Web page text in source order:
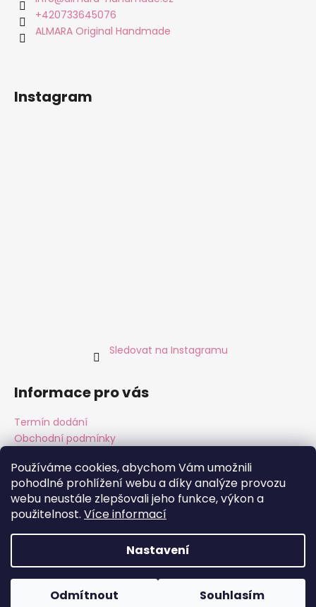
Používáme cookies, abychom Vám umožnili
pohodlné prohlížení webu a díky analýze provozu
webu neustále zlepšovali jeho funkce, výkon a
použitelnost. Více informací
Nastavení
Odmítnout Souhlasím
+420733645076
ALMARA Original Handmade
Instagram
Sledovat na Instagramu
Informace pro vás
Termín dodání
Obchodní podmínky
Instagram Facebook
Copyright 2026ALMARA Original Handmade. Všechna
práva vyhrazena.